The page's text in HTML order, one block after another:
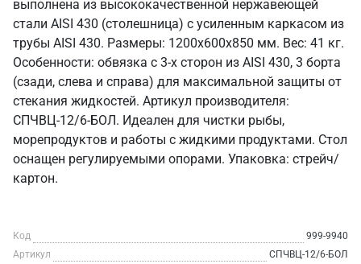
выполнена из высококачественной нержавеющей
стали AISI 430 (столешница) с усиленным каркасом из
трубы AISI 430. Размеры: 1200x600x850 мм. Вес: 41 кг.
Особенности: обвязка с 3-х сторон из AISI 430, 3 борта
(сзади, слева и справа) для максимальной защиты от
стекания жидкостей. Артикул производителя:
СПЧВЦ-12/6-БОЛ. Идеален для чистки рыбы,
морепродуктов и работы с жидкими продуктами. Стол
оснащен регулируемыми опорами. Упаковка: стрейч/
картон.
Код
999-9940
Артикул
СПЧВЦ-12/6-БОЛ